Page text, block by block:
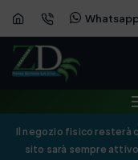
Il negozio fisico resterà
sito sarà sempre
OFFERTA